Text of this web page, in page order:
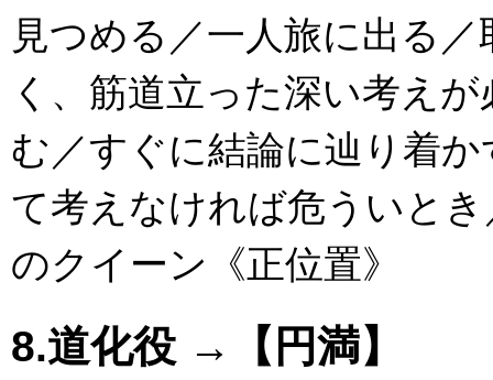
見つめる／一人旅に出る
く、筋道立った深い考え
む／すぐに結論に辿り着
て考えなければ危ういと
のクイーン《正位置》
8.道化役 →【円満】